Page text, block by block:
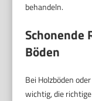
behandeln.
Schonende
Böden
Bei Holzböden
wichtig, die